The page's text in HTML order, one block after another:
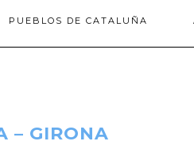
PUEBLOS DE CATALUÑA
– GIRONA